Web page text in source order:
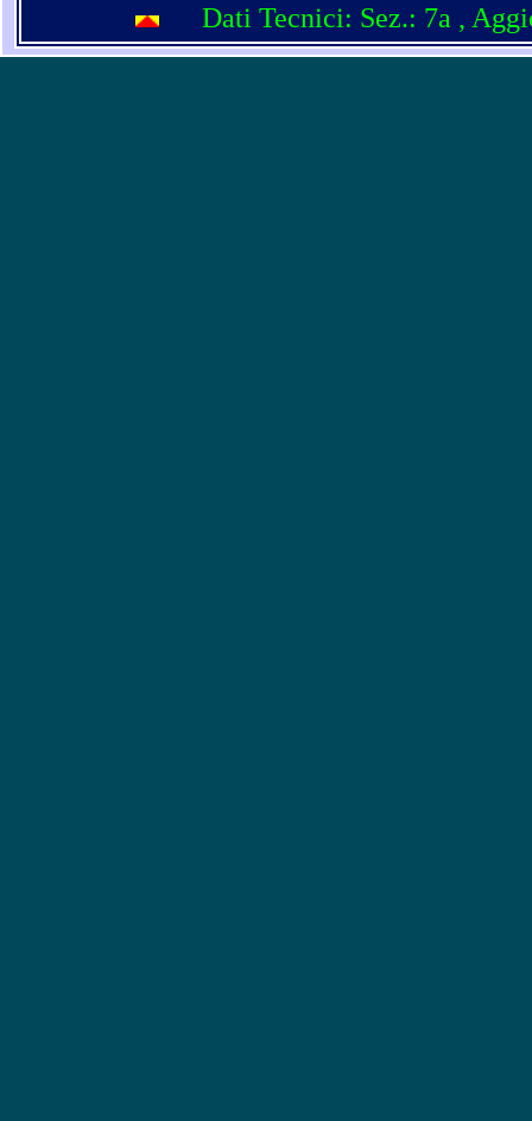
Dati Tecnici: Sez.: 7a ,